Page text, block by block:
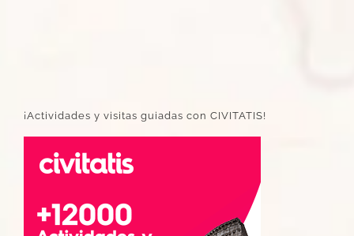
¡Actividades y visitas guiadas con CIVITATIS!